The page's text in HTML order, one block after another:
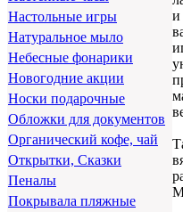
Настольные игры
Натуральное мыло
Небесные фонарики
Новогодние акции
Носки подарочные
Обложки для документов
Органический кофе, чай
Открытки, Сказки
Пеналы
Покрывала пляжные
и